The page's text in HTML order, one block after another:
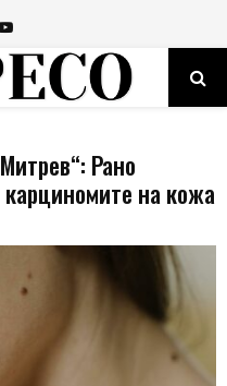
Youtube
Рано
на кожа